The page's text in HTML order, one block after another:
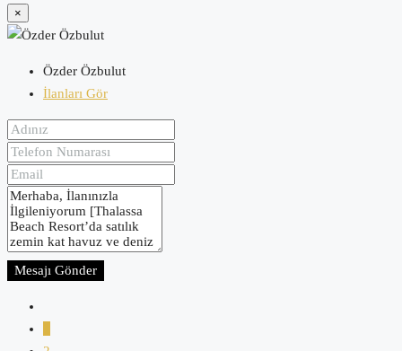
×
Özder Özbulut
İlanları Gör
Mesajı Gönder